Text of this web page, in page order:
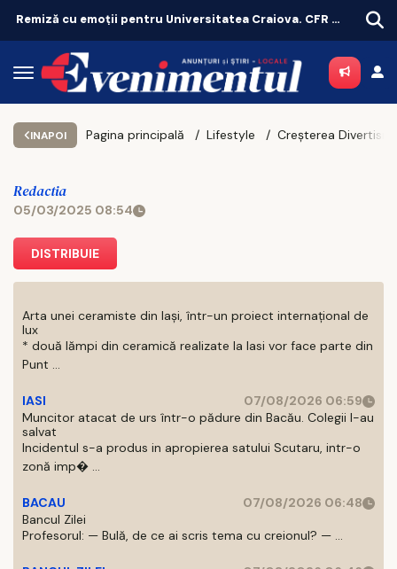
Remiză cu emoții pentru Universitatea Craiova. CFR Cluij, distrusă în Gruia!
INAPOI Pagina principală Lifestyle
Redactia
05/03/2025 08:54
DISTRIBUIE
Arta unei ceramiste din Iași, într-un proiect internațional de
lux
* două lămpi din ceramică realizate la Iasi vor face parte din
Punt ...
IASI
07/08/2026 06:59
Muncitor atacat de urs într-o pădure din Bacău. Colegii l-au
salvat
Incidentul s-a produs in apropierea satului Scutaru, intr-o
zonă imp� ...
BACAU
07/08/2026 06:48
Bancul Zilei
Profesorul: — Bulă, de ce ai scris tema cu creionul? — ...